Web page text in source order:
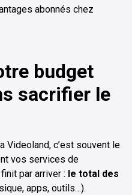
abonnés chez
budget
sacrifier le
Videoland, c’est souvent le
vos services de
par arriver : le total des
apps, outils…).